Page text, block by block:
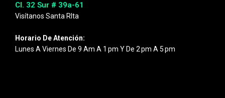
Cl. 32 Sur # 39a-61
Visítanos Santa RIta
Horario De Atención:
Lunes A Viernes De 9 Am A 1 Pm Y De 2 Pm A 5 Pm